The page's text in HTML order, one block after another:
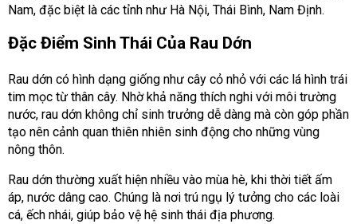
Nam, đặc biệt là các tỉnh như Hà Nội, Thái Bình, Nam Định.
Đặc Điểm Sinh Thái Của Rau Dớn
Rau dớn có hình dạng giống như cây cỏ nhỏ với các lá hình trái
tim mọc từ thân cây. Nhờ khả năng thích nghi với môi trường
nước, rau dớn không chỉ sinh trưởng dễ dàng mà còn góp phần
tạo nên cảnh quan thiên nhiên sinh động cho những vùng
nông thôn.
Rau dớn thường xuất hiện nhiều vào mùa hè, khi thời tiết ấm
áp, nước dâng cao. Chúng là nơi trú ngụ lý tưởng cho các loài
cá, ếch nhái, giúp bảo vệ hệ sinh thái địa phương.